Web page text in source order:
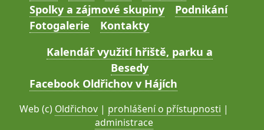
Spolky a zájmové skupiny
Podnikání
Fotogalerie
Kontakty
Kalendář využití hřiště, parku a
Besedy
Facebook Oldřichov v Hájích
Web (c) Oldřichov | prohlášení o přístupnosti |
administrace